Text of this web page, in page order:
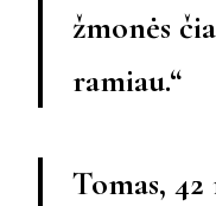
žmonės
ramiau.“
Tomas, 42